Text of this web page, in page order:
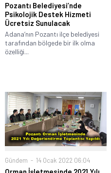
Pozantı Belediyesi’nde
Psikolojik Destek Hizmeti
Ücretsiz Sunulacak
Adana’nın Pozantı ilçe belediyesi
tarafından bölgede bir ilk olma
özelliği...
Gündem 14 Ocak 2022 06:04